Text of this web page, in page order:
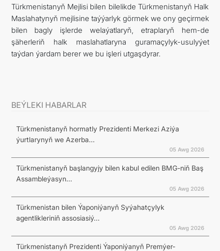
Türkmenistanyň Mejlisi bilen bilelikde Türkmenistanyň Halk
Maslahatynyň mejlisine taýýarlyk görmek we ony geçirmek
bilen bagly işlerde welaýatlaryň, etraplaryň hem-de
şäherleriň halk maslahatlaryna guramaçylyk-usulyýet
taýdan ýardam berer we bu işleri utgaşdyrar.
BEÝLEKI HABARLAR
Türkmenistanyň hormatly Prezidenti Merkezi Aziýa
ýurtlarynyň we Azerba...
05 Awg 2026
Türkmenistanyň başlangyjy bilen kabul edilen BMG-niň Baş
Assambleýasyn...
05 Awg 2026
Türkmenistan bilen Ýaponiýanyň Syýahatçylyk
agentlikleriniň assosiasiý...
05 Awg 2026
Türkmenistanyň Prezidenti Ýaponiýanyň Premýer-